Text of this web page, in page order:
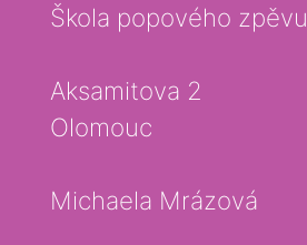
Škola popového zpěvu
Aksamitova 2
Olomouc
Michaela Mrázová